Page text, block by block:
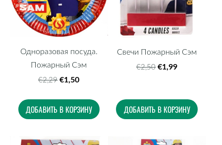
Одноразовая посуда.
Пожарный Сэм
€2,29 €1,50
ДОБАВИТЬ В КОРЗИНУ
Свечи Пожарный Сэм
€2,50 €1,99
ДОБАВИТЬ В КОРЗИНУ